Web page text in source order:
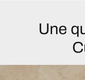
Une